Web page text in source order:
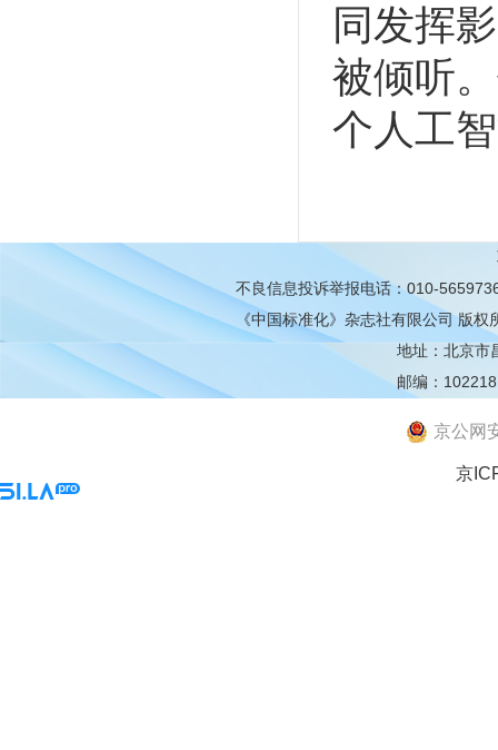
同发挥
被倾听
个人工
不良信息投诉举报电话：010-
《中国标准化》杂志社有限公司版权
地址：北京市
邮编：102218
京公网
京